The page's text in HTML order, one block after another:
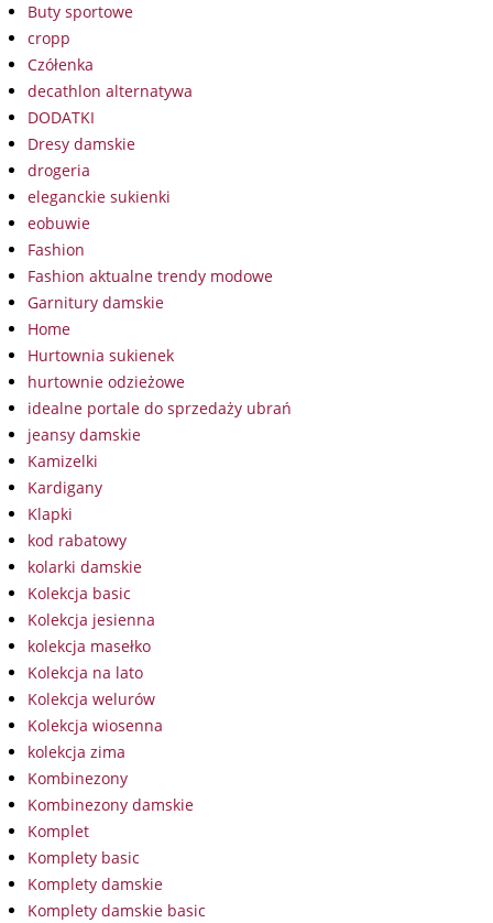
Buty sportowe
cropp
Czółenka
decathlon alternatywa
DODATKI
Dresy damskie
drogeria
eleganckie sukienki
eobuwie
Fashion
Fashion aktualne trendy modowe
Garnitury damskie
Home
Hurtownia sukienek
hurtownie odzieżowe
idealne portale do sprzedaży ubrań
jeansy damskie
Kamizelki
Kardigany
Klapki
kod rabatowy
kolarki damskie
Kolekcja basic
Kolekcja jesienna
kolekcja masełko
Kolekcja na lato
Kolekcja welurów
Kolekcja wiosenna
kolekcja zima
Kombinezony
Kombinezony damskie
Komplet
Komplety basic
Komplety damskie
Komplety damskie basic